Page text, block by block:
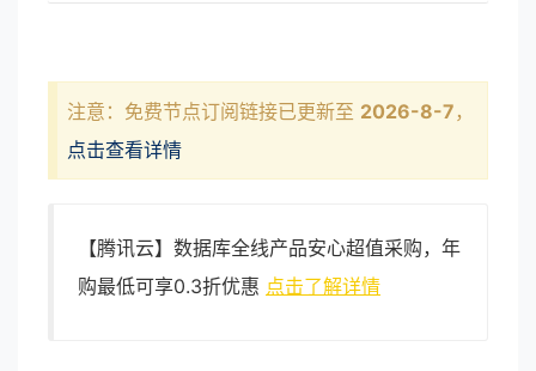
注意：免费节点订阅链接已更新至 2026-8-7 ，
点击查看详情
【腾讯云】数据库全线产品安心超值采购，年
购最低可享0.3折优惠 点击了解详情